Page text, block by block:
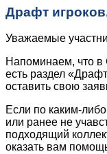
Драфт
Уважаемые
Напоминаем, что в
есть раздел
оставить свою
Если по каким-
или ранее не
подходящий
оказать вам